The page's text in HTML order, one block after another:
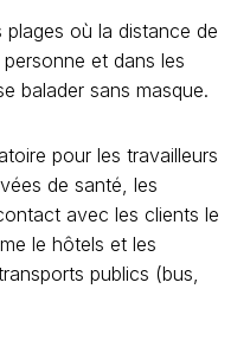
où la distance de
et dans les
balader sans masque.
pour les travailleurs
de santé, les
avec les clients le
le hôtels et les
publics (bus,